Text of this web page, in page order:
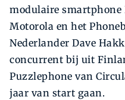
modulaire smartphone
Motorola en het
Nederlander Dave
concurrent bij uit
Puzzlephone van
jaar van start gaan.